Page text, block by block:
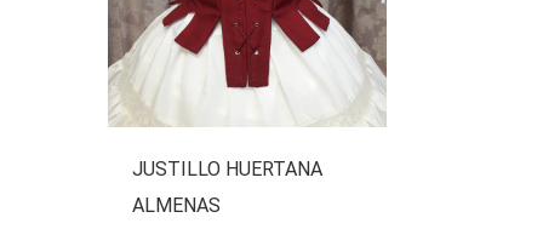
JUSTILLO HUERTANA
ALMENAS